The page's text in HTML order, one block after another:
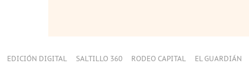
EDICIÓN DIGITAL SALTILLO 360 RODEO CAPITAL EL GUARDIÁN